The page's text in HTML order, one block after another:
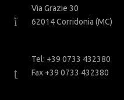
Via Grazie 30
62014 Corridonia (MC)
Tel: +39 0733 432380
Fax +39 0733 432380